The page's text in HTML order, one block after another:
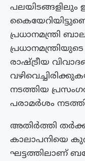
പലയിടങ്ങളിലും
പ്രധാനമന്ത്രി
രാഷ്ട്രീയ
നടത്തിയ
പരാമർശം
അതിര്‍ത്തി
കാലാപനിയെ
ഘട്ടത്തിലാണ്